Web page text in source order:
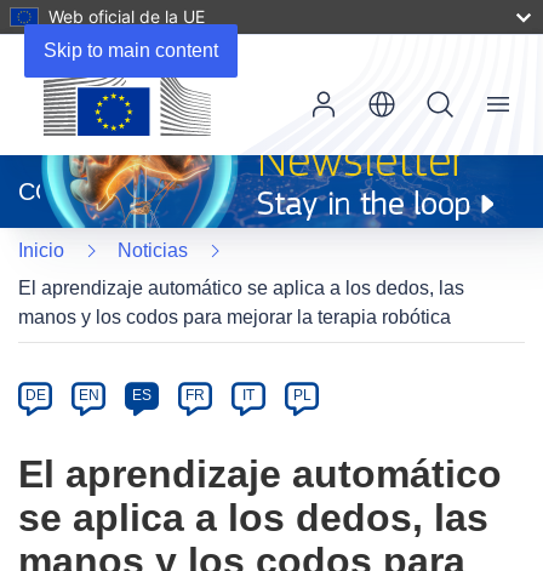
Skip to main content
Web oficial de la UE
abrirá
en
una
nueva
ventana)
CORDIS
Menu
Inicio
Noticias
El aprendizaje automático se aplica a los dedos, las
manos y los codos para mejorar la terapia robótica
Category
Article
available
the
following
languages:
DE EN ES FR IT PL
El aprendizaje automático
se aplica a los dedos, las
manos y los codos para